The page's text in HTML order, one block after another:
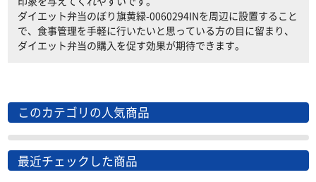
ダイエット弁当のぼり旗黄緑-0060294INを周辺に設置すること
で、食事管理を手軽に行いたいと思っている方の目に留まり、
ダイエット弁当の購入を促す効果が期待できます。
このカテゴリの人気商品
最近チェックした商品